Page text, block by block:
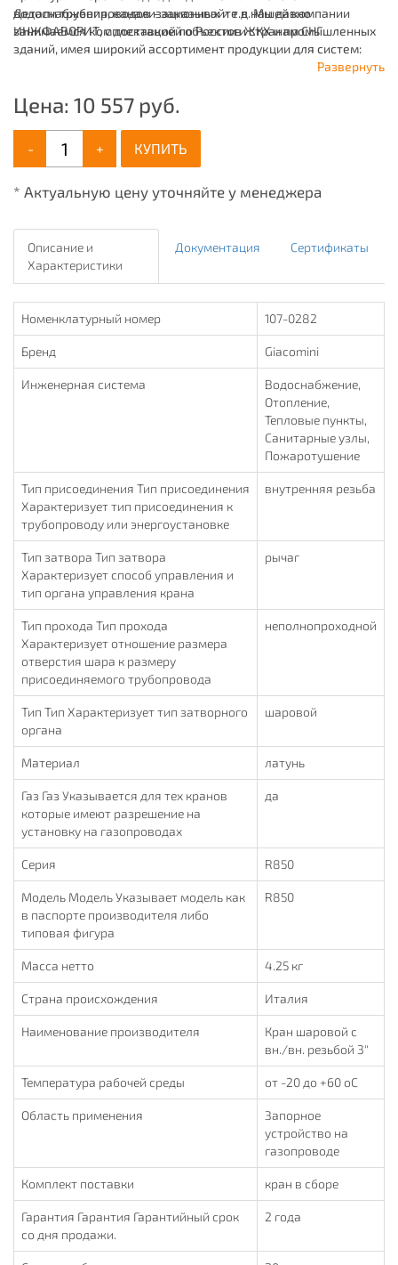
водоснабжения, канализационных и т.д. Мы давно
занимаемся комплектацией объектов ЖКХ и промышленных
зданий, имея широкий ассортимент продукции для систем:
отопления, водоснабжения, канализации и пожаротушения.
Детали трубопроводов - заказывайте в нашей компании
ИНЖФАВОРИТ, с доставкой по России и странам СНГ.
Развернуть
Цена: 10 557 руб.
- + КУПИТЬ
* Актуальную цену уточняйте у менеджера
Описание и
Характеристики
Документация Сертификаты
Номенклатурный номер 107-0282
Бренд Giacomini
Инженерная система
Водоснабжение,
Отопление,
Тепловые пункты,
Санитарные узлы,
Пожаротушение
Тип присоединения Тип присоединения
Характеризует тип присоединения к
трубопроводу или энергоустановке
внутренняя резьба
Тип затвора Тип затвора
Характеризует способ управления и
тип органа управления крана
рычаг
Тип прохода Тип прохода
Характеризует отношение размера
отверстия шара к размеру
присоединяемого трубопровода
неполнопроходной
Тип Тип Характеризует тип затворного
органа
шаровой
Материал латунь
Газ Газ Указывается для тех кранов
которые имеют разрешение на
установку на газопроводах
да
Серия R850
Модель Модель Указывает модель как
в паспорте производителя либо
типовая фигура
R850
Масса нетто 4.25 кг
Страна происхождения Италия
Наименование производителя
Кран шаровой с
вн./вн. резьбой 3"
Температура рабочей среды от -20 до +60 oC
Область применения
Запорное
устройство на
газопроводе
Комплект поставки кран в сборе
Гарантия Гарантия Гарантийный срок
со дня продажи.
2 года